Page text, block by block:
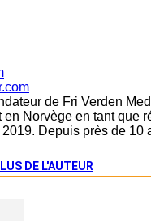
de Fri Verden
Norvège en tant que
Depuis près de
DE L'AUTEUR